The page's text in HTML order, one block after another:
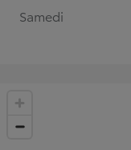
Samedi